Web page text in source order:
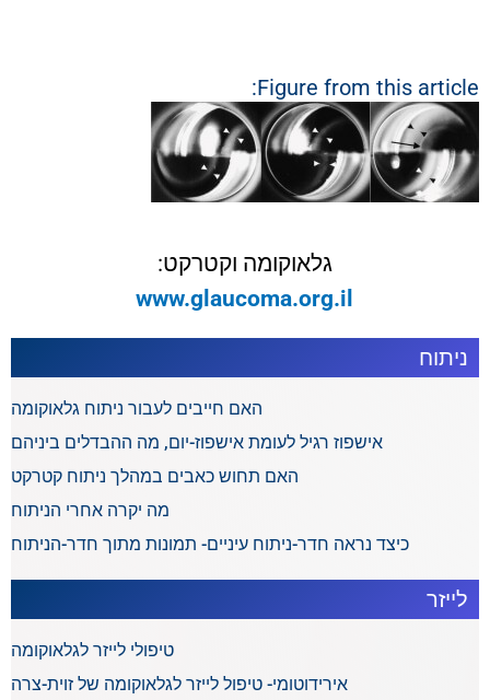
Figure from this article:
גלאוקומה וקטרקט:
www.glaucoma.org.il
ניתוח
האם חייבים לעבור ניתוח גלאוקומה
אישפוז רגיל לעומת אישפוז-יום, מה ההבדלים ביניהם
האם תחוש כאבים במהלך ניתוח קטרקט
מה יקרה אחרי הניתוח
כיצד נראה חדר-ניתוח עיניים- תמונות מתוך חדר-הניתוח
לייזר
טיפולי לייזר לגלאוקומה
אירידוטומי- טיפול לייזר לגלאוקומה של זוית-צרה